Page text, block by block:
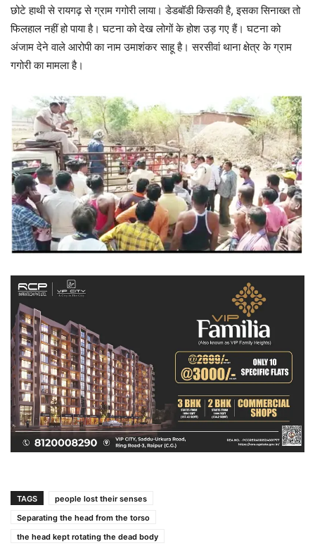
छोटे हाथी से रायगढ़ से ग्राम गगोरी लाया। डेडबॉडी किसकी है, इसका सिनाख्त तो
फिलहाल नहीं हो पाया है। घटना को देख लोगों के होश उड़ गए हैं। घटना को
अंजाम देने वाले आरोपी का नाम उमाशंकर साहू है। सरसीवां थाना क्षेत्र के ग्राम
गगोरी का मामला है।
TAGS
people lost their senses
Separating the head from the torso
the head kept rotating the dead body